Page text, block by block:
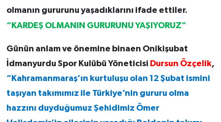
olmanın gururunu yaşadıklarını ifade ettiler.
“KARDEŞ OLMANIN GURURUNU YAŞIYORUZ”
Günün anlam ve önemine binaen Onikişubat
İdmanyurdu Spor Kulübü Yöneticisi Dursun Özçelik,
“Kahramanmaraş’ın kurtuluşu olan 12 Şubat ismini
taşıyan takımımız ile Türkiye’nin gururu olma
hazzını duyduğumuz Şehidimiz Ömer